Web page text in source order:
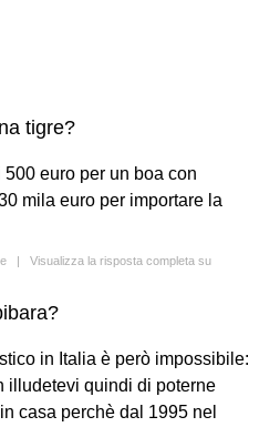
tigre?
500 euro per un boa con
mila euro per importare la
| Visualizza la risposta completa su
in Italia è però impossibile:
illudetevi quindi di poterne
casa perchè dal 1995 nel